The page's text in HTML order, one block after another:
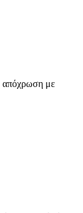
απόχρωση με